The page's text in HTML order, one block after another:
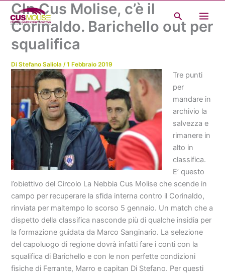
contenuto
Cerca
Cln Cus Molise, c’è il
Corinaldo. Barichello out per
squalifica
DiStefano Saliola/1 Febbraio 2019
Tre punti
per
mandare in
archivio la
salvezza e
rimanere in
alto in
classifica.
E’ questo
l’obiettivo del Circolo La Nebbia Cus Molise che scende in
campo per recuperare la sfida interna contro il Corinaldo,
rinviata per maltempo lo scorso 5 gennaio. Un match che a
dispetto della classifica nasconde più di qualche insidia per
la formazione guidata da Marco Sanginario. La selezione
del capoluogo di regione dovrà infatti fare i conti con la
squalifica di Barichello e con le non perfette condizioni
fisiche di Ferrante, Marro e capitan Di Stefano. Per questi